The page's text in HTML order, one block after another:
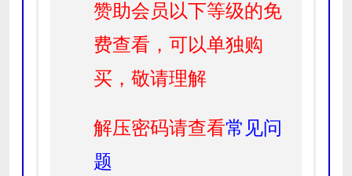
赞助会员以下等级的免
费查看，可以单独购
买，敬请理解
解压密码请查看常见问
题